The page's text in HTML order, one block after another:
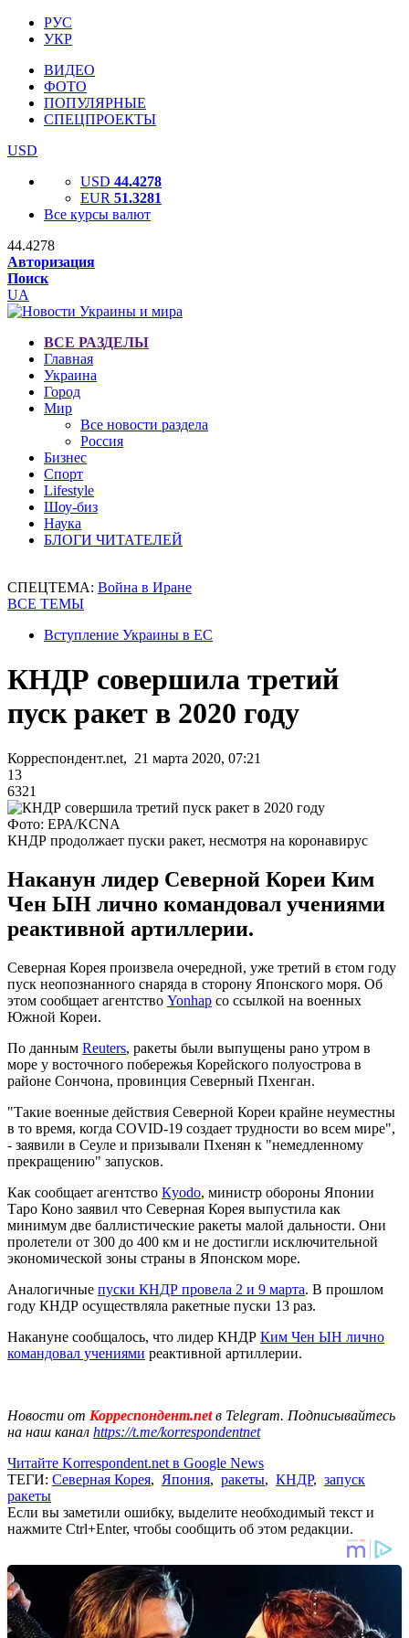
РУС
УКР
ВИДЕО
ФОТО
ПОПУЛЯРНЫЕ
СПЕЦПРОЕКТЫ
USD
USD 44.4278
EUR 51.3281
Все курсы валют
44.4278
Авторизация
Поиск
UA
ВСЕ РАЗДЕЛЫ
Главная
Украина
Город
Мир
Все новости раздела
Россия
Бизнес
Спорт
Lifestyle
Шоу-биз
Наука
БЛОГИ ЧИТАТЕЛЕЙ
СПЕЦТЕМА: Война в Иране
ВСЕ ТЕМЫ
Вступление Украины в ЕС
КНДР совершила третий
пуск ракет в 2020 году
Корреспондент.net, 21 марта 2020, 07:21
13
6321
Фото: ЕРА/KCNA
КНДР продолжает пуски ракет, несмотря на коронавирус
Наканун лидер Северной Кореи Ким
Чен ЫН лично командовал учениями
реактивной артиллерии.
Северная Корея произвела очередной, уже третий в єтом году
пуск неопознанного снаряда в сторону Японского моря. Об
этом сообщает агентство Yonhap со ссылкой на военных
Южной Кореи.
По данным Reuters, ракеты были выпущены рано утром в
море у восточного побережья Корейского полуострова в
районе Сончона, провинция Северный Пхенган.
"Такие военные действия Северной Кореи крайне неуместны
в то время, когда COVID-19 создает трудности во всем мире",
- заявили в Сеуле и призывали Пхенян к "немедленному
прекращению" запусков.
Как сообщает агентство Кyodo, министр обороны Японии
Таро Коно заявил что Северная Корея выпустила как
минимум две баллистические ракеты малой дальности. Они
пролетели от 300 до 400 км и не достигли исключительной
экономической зоны страны в Японском море.
Аналогичные пуски КНДР провела 2 и 9 марта. В прошлом
году КНДР осуществляла ракетные пуски 13 раз.
Накануне сообщалось, что лидер КНДР Ким Чен ЫН лично
командовал учениями реактивной артиллерии.
Новости от Корреспондент.netв Telegram. Подписывайтесь
на наш канал https://t.me/korrespondentnet
Читайте Korrespondent.net в Google News
ТЕГИ: Северная Корея, Япония, ракеты, КНДР, запуск
ракеты
Если вы заметили ошибку, выделите необходимый текст и
нажмите Ctrl+Enter, чтобы сообщить об этом редакции.